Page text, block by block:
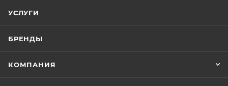
УСЛУГИ
БРЕНДЫ
КОМПАНИЯ